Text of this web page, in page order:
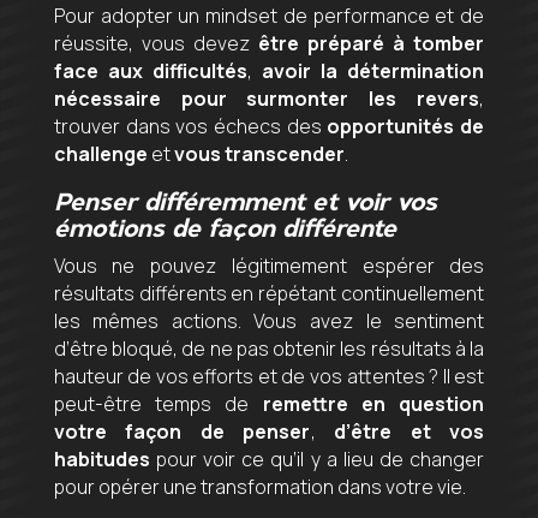
Pour adopter un mindset de performance et de
réussite, vous devez être préparé à tomber
face aux difficultés, avoir la détermination
nécessaire pour surmonter les revers,
trouver dans vos échecs des opportunités de
challenge etvous transcender.
Penser différemment et voir vos
émotions de façon différente
Vous ne pouvez légitimement espérer des
résultats différents en répétant continuellement
les mêmes actions. Vous avez le sentiment
d’être bloqué, de ne pas obtenir les résultats à la
hauteur de vos efforts et de vos attentes ? Il est
peut-être temps de remettre en question
votre façon de penser, d’être et vos
habitudes pour voir ce qu’il y a lieu de changer
pour opérer une transformation dans votre vie.